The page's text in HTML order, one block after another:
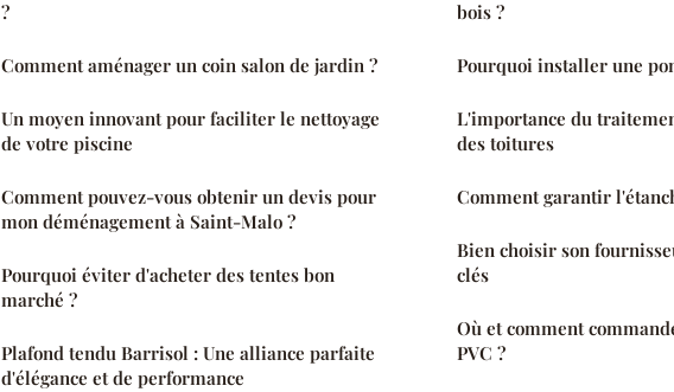
?
Comment aménager un coin salon de jardin ?
Un moyen innovant pour faciliter le nettoyage
de votre piscine
Comment pouvez-vous obtenir un devis pour
mon déménagement à Saint-Malo ?
Pourquoi éviter d'acheter des tentes bon
marché ?
Plafond tendu Barrisol : Une alliance parfaite
d'élégance et de performance
bois ?
Pourquoi installer une
L'importance du
des toitures
Comment garantir
Bien choisir son
clés
Où et comment
PVC ?